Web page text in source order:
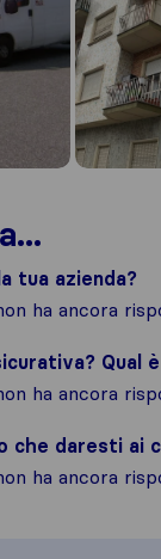
tua azienda?
ha ancora
ha ancora
che daresti ai
ha ancora